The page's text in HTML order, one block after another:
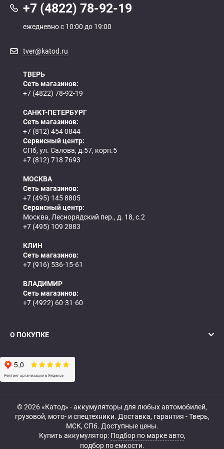
+7 (4822) 78-92-19
ежедневно с 10:00 до 19:00
tver@katod.ru
ТВЕРЬ
Сеть магазинов:
+7 (4822) 78-92-19
САНКТ-ПЕТЕРБУРГ
Сеть магазинов:
+7 (812) 454 0844
Сервисный центр:
СПб, ул. Салова, д.57, корп.5
+7 (812) 718 7693
МОСКВА
Сеть магазинов:
+7 (495) 145 8805
Сервисный центр:
Москва, Леснорядский пер., д. 18, с.2
+7 (495) 109 2883
КЛИН
Сеть магазинов:
+7 (916) 536-15-61
ВЛАДИМИР
Сеть магазинов:
+7 (4922) 60-31-60
О ПОКУПКЕ
© 2026 «Катод» - аккумуляторы для любых автомобилей,
грузовой, мото- и спецтехники. Доставка, гарантия - Тверь,
МСК, СПб. Доступные цены.
Купить аккумулятор: Подбор по марке авто,
подбор по емкости.